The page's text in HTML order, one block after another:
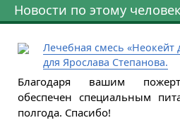
Новости по этому
Лечебная смесь «Неокейт
для Ярослава Степанова.
Благодаря вашим
обеспечен специальным
полгода. Спасибо!